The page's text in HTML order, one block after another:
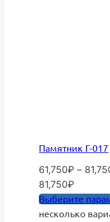
Памятник Г-017
61,750₽ –
81,750₽
Выберите
несколько